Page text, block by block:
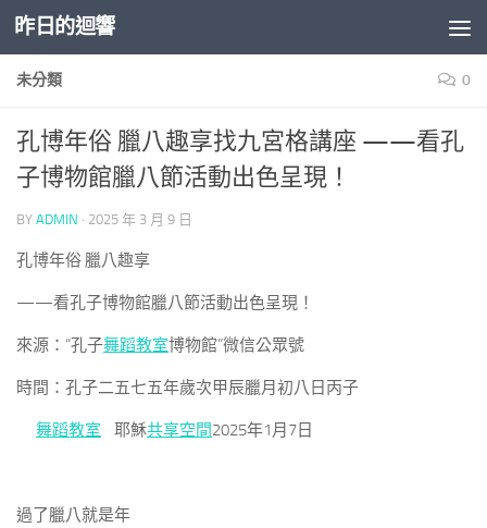
Skip to content
昨日的迴響
未分類 0
孔博年俗 臘八趣享找九宮格講座 ——看孔
子博物館臘八節活動出色呈現！
BY ADMIN · 2025 年 3 月 9 日
孔博年俗 臘八趣享
——看孔子博物館臘八節活動出色呈現！
來源：“孔子舞蹈教室博物館”微信公眾號
時間：孔子二五七五年歲次甲辰臘月初八日丙子
舞蹈教室 耶穌共享空間2025年1月7日
過了臘八就是年